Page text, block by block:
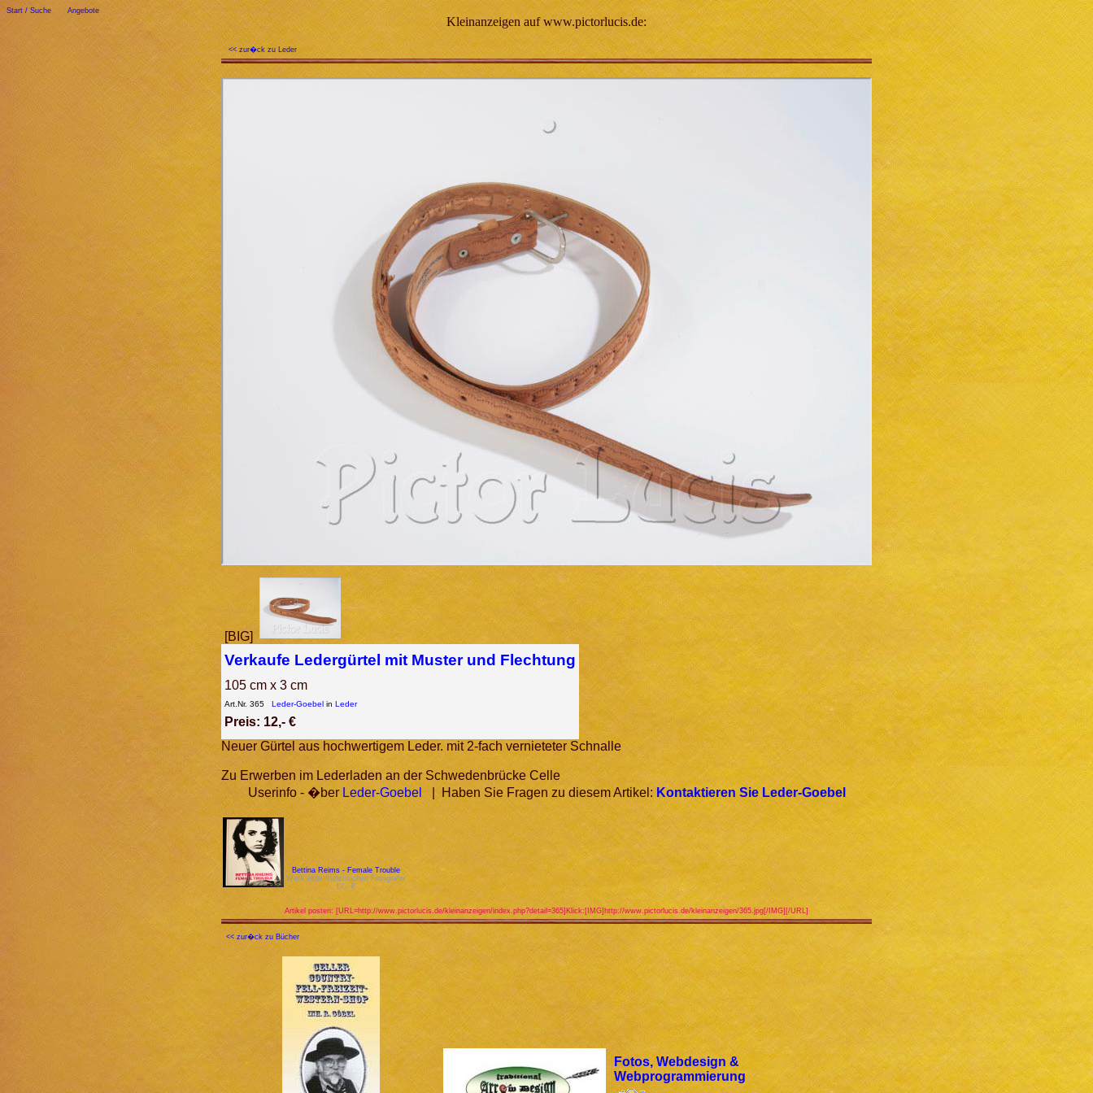
Start / Suche Angebote
Kleinanzeigen auf www.pictorlucis.de:
<< zur�ck zu Leder
[BIG]
Verkaufe Ledergürtel mit Muster und Flechtung
105 cm x 3 cm
Art.Nr. 365 Leder-Goebel in Leder
Preis: 12,- €
Neuer Gürtel aus hochwertigem Leder. mit 2-fach vernieteter Schnalle
Zu Erwerben im Lederladen an der Schwedenbrücke Celle
Userinfo - �ber Leder-Goebel | Haben Sie Fragen zu diesem Artikel: Kontaktieren Sie Leder-Goebel
Bettina Reims - Female Trouble
Werk einer französichen Fotografin
17,- €
Artikel posten: [URL=http://www.pictorlucis.de/kleinanzeigen/index.php?detail=365]Klick:[IMG]http://www.pictorlucis.de/kleinanzeigen/365.jpg[/IMG][/URL]
<< zur�ck zu Bücher
Fotos, Webdesign &
Webprogrammierung